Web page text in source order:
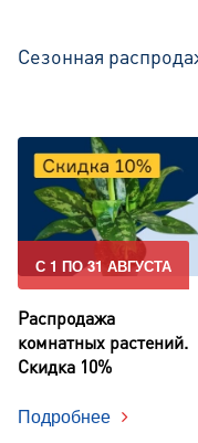
Сезонная
С 1 ПО 31 АВГУСТА
Распродажа
комнатных растений.
Скидка 10%
Подробнее